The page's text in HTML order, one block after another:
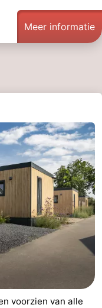
Meer informatie
voorzien van alle